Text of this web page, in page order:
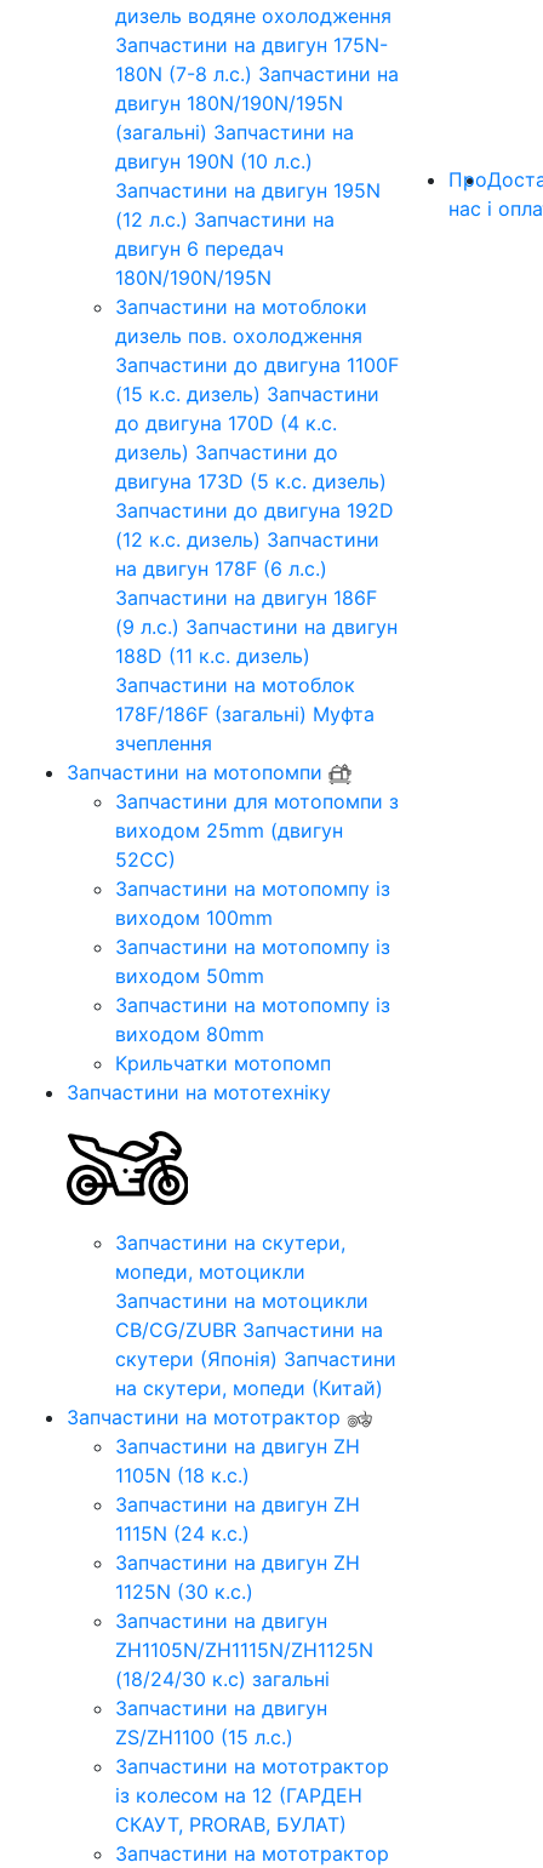
дизель водяне охолодження
Запчастини на двигун 175N-
180N (7-8 л.с.) Запчастини на
двигун 180N/190N/195N
(загальні) Запчастини на
двигун 190N (10 л.с.)
Запчастини на двигун 195N
(12 л.с.) Запчастини на
двигун 6 передач
180N/190N/195N
Запчастини на мотоблоки
дизель пов. охолодження
Запчастини до двигуна 1100F
(15 к.с. дизель) Запчастини
до двигуна 170D (4 к.с.
дизель) Запчастини до
двигуна 173D (5 к.с. дизель)
Запчастини до двигуна 192D
(12 к.с. дизель) Запчастини
на двигун 178F (6 л.с.)
Запчастини на двигун 186F
(9 л.с.) Запчастини на двигун
188D (11 к.с. дизель)
Запчастини на мотоблок
178F/186F (загальні) Муфта
зчеплення
Запчастини на мотопомпи
Запчастини для мотопомпи з
виходом 25mm (двигун
52CC)
Запчастини на мотопомпу із
виходом 100mm
Запчастини на мотопомпу із
виходом 50mm
Запчастини на мотопомпу із
виходом 80mm
Крильчатки мотопомп
Запчастини на мототехніку
Запчастини на скутери,
мопеди, мотоцикли
Запчастини на мотоцикли
CB/CG/ZUBR Запчастини на
скутери (Японія) Запчастини
на скутери, мопеди (Китай)
Запчастини на мототрактор
Запчастини на двигун ZH
1105N (18 к.с.)
Запчастини на двигун ZH
1115N (24 к.с.)
Запчастини на двигун ZH
1125N (30 к.с.)
Запчастини на двигун
ZH1105N/ZH1115N/ZH1125N
(18/24/30 к.с) загальні
Запчастини на двигун
ZS/ZH1100 (15 л.с.)
Запчастини на мототрактор
із колесом на 12 (ГАРДЕН
СКАУТ, PRORAB, БУЛАТ)
Запчастини на мототрактор
Про
нас і